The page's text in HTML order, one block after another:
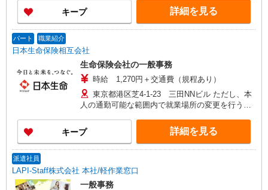
キープ 詳細を見る
パート 職業紹介
日本生命保険相互会社
生命保険会社の一般事務
時給 1,270円＋交通費（規程あり）
東京都港区芝4-1-23 三田NNビル ただし、本
人の通勤可能な範囲内で就業場所の変更を行うこ
キープ 詳細を見る
派遣社員
LAPI-Staff株式会社 本社/軽作業窓口
一般事務